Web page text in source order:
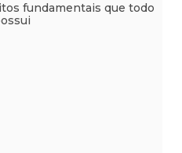
fundamentais que todo